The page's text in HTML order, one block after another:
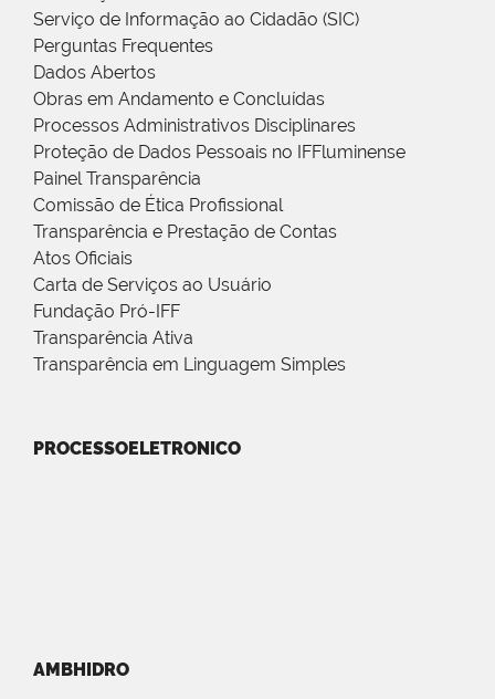
Serviço de Informação ao Cidadão (SIC)
Perguntas Frequentes
Dados Abertos
Obras em Andamento e Concluídas
Processos Administrativos Disciplinares
Proteção de Dados Pessoais no IFFluminense
Painel Transparência
Comissão de Ética Profissional
Transparência e Prestação de Contas
Atos Oficiais
Carta de Serviços ao Usuário
Fundação Pró-IFF
Transparência Ativa
Transparência em Linguagem Simples
PROCESSOELETRONICO
AMBHIDRO